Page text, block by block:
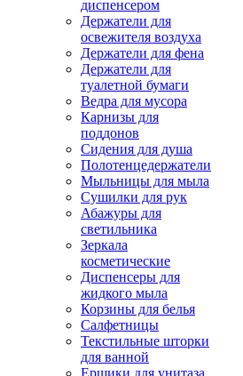
диспенсером
Держатели для
освежителя воздуха
Держатели для фена
Держатели для
туалетной бумаги
Ведра для мусора
Карнизы для
поддонов
Сидения для душа
Полотенцедержатели
Мыльницы для мыла
Сушилки для рук
Абажуры для
светильника
Зеркала
косметические
Диспенсеры для
жидкого мыла
Корзины для белья
Салфетницы
Текстильные шторки
для ванной
Ершики для унитаза